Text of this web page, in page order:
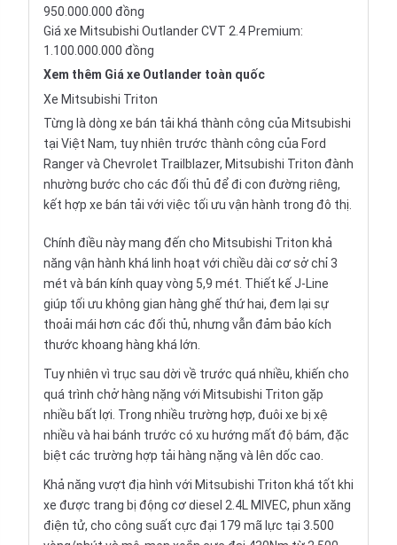
950.000.000 đồng
Giá xe Mitsubishi Outlander CVT 2.4 Premium:
1.100.000.000 đồng
Xem thêm Giá xe Outlander toàn quốc
Xe Mitsubishi Triton
Từng là dòng xe bán tải khá thành công của Mitsubishi
tại Việt Nam, tuy nhiên trước thành công của Ford
Rangervà Chevrolet Trailblazer, Mitsubishi Triton đành
nhường bước cho các đối thủ để đi con đường riêng,
kết hợp xe bán tải với việc tối ưu vận hành trong đô thị.
Chính điều này mang đến cho Mitsubishi Triton khả
năng vận hành khá linh hoạt với chiều dài cơ sở chỉ 3
mét và bán kính quay vòng 5,9 mét. Thiết kế J-Line
giúp tối ưu không gian hàng ghế thứ hai, đem lại sự
thoải mái hơn các đối thủ, nhưng vẫn đảm bảo kích
thước khoang hàng khá lớn.
Tuy nhiên vì trục sau dời về trước quá nhiều, khiến cho
quá trình chở hàng nặng với Mitsubishi Triton gặp
nhiều bất lợi. Trong nhiều trường hợp, đuôi xe bị xệ
nhiều và hai bánh trước có xu hướng mất độ bám, đặc
biệt các trường hợp tải hàng nặng và lên dốc cao.
Khả năng vượt địa hình với Mitsubishi Triton khá tốt khi
xe được trang bị động cơ diesel 2.4L MIVEC, phun xăng
điện tử, cho công suất cực đại 179 mã lực tại 3.500